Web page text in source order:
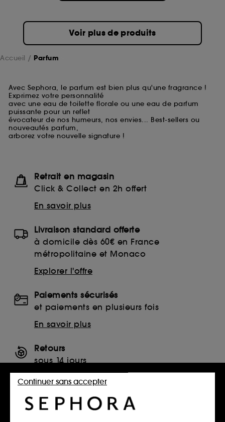
Voir plus de produits
Accueil Parfum
Avec Sephora, le parfum est bien plus qu'une fragrance !
Exprimez votre personnalité
avec une eau de toilette florale ou une eau de parfum
puissante pour un reflet
évocateur de nos humeurs, nos envies... Best-sellers ou
nouveautés parfum,
arborez votre nouvelle signature !
Retrait en magasin
Click & Collect en 2h offert
En savoir plus
Livraison standard offerte
à domicile dès 60€ en France
métropolitaine et Monaco
Explorer l'offre
Paiements sécurisés
et paiements en plusieurs fois
En savoir plus
Retours
sous 14 jours
Retourner mon article
SERVICES, CONTACT ET CONDITIONS DES OFFRES
Continuer sans accepter